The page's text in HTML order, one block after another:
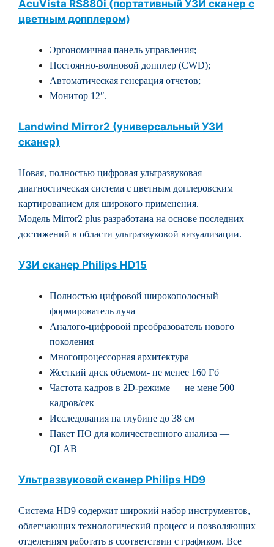
AcuVista RS880i (портативный УЗИ сканер с
цветным допплером)
Эргономичная панель управления;
Постоянно-волновой допплер (CWD);
Автоматическая генерация отчетов;
Монитор 12″.
Landwind Mirror2 (универсальный УЗИ
сканер)
Новая, полностью цифровая ультразвуковая
диагностическая система с цветным доплеровским
картированием для широкого применения.
Модель Mirror2 plus разработана на основе последних
достижений в области ультразвуковой визуализации.
УЗИ сканер Philips HD15
Полностью цифровой широкополосный
формирователь луча
Аналого-цифровой преобразователь нового
поколения
Многопроцессорная архитектура
Жесткий диск объемом- не менее 160 Гб
Частота кадров в 2D-режиме — не мене 500
кадров/сек
Исследования на глубине до 38 см
Пакет ПО для количественного анализа —
QLAB
Ультразвуковой сканер Philips HD9
Система HD9 содержит широкий набор инструментов,
облегчающих технологический процесс и позволяющих
отделениям работать в соответствии с графиком. Все